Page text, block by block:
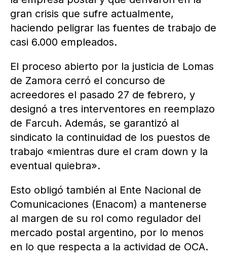
gran crisis que sufre actualmente,
haciendo peligrar las fuentes de trabajo de
casi 6.000 empleados.
El proceso abierto por la justicia de Lomas
de Zamora cerró el concurso de
acreedores el pasado 27 de febrero, y
designó a tres interventores en reemplazo
de Farcuh. Además, se garantizó al
sindicato la continuidad de los puestos de
trabajo «mientras dure el cram down y la
eventual quiebra».
Esto obligó también al Ente Nacional de
Comunicaciones (Enacom) a mantenerse
al margen de su rol como regulador del
mercado postal argentino, por lo menos
en lo que respecta a la actividad de OCA.